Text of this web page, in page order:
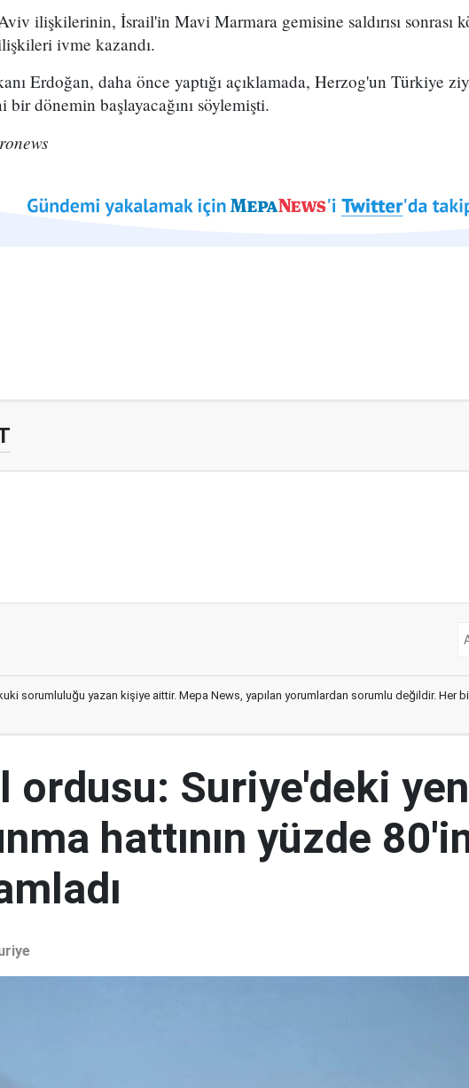
ilişkilerinin, İsrail'in Mavi Marmara gemisine saldırısı sonrası
ivme kazandı.
Erdoğan, daha önce yaptığı açıklamada, Herzog'un Türkiye
bir dönemin başlayacağını söylemişti.
sorumluluğu yazan kişiye aittir. Mepa News, yapılan yorumlardan sorumlu değildir. Her
ordusu: Suriye'deki
hattının yüzde